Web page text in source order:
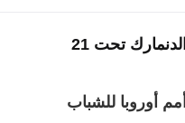
الدنمارك تحت 21
أمم أوروبا للشباب